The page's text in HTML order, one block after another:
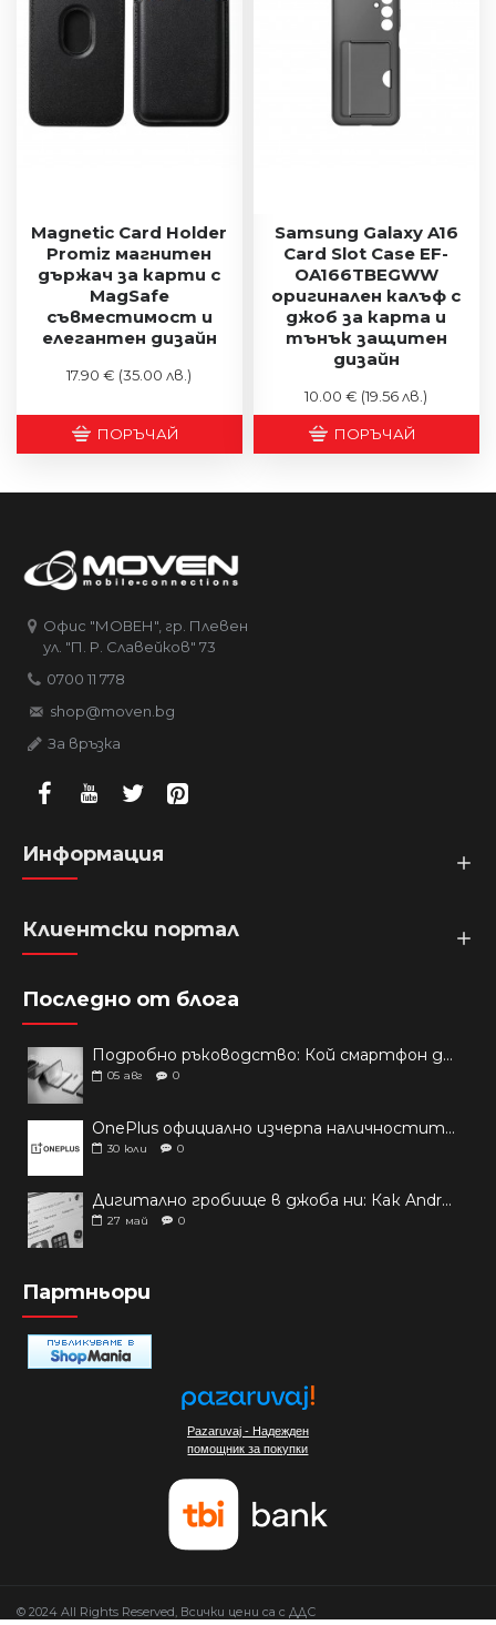
Magnetic Card Holder
Promiz магнитен
държач за карти с
MagSafe
съвместимост и
елегантен дизайн
17.90 € (35.00 лв.)
ПОРЪЧАЙ
Samsung Galaxy A16
Card Slot Case EF-
OA166TBEGWW
оригинален калъф с
джоб за карта и
тънък защитен
дизайн
10.00 € (19.56 лв.)
ПОРЪЧАЙ
Офис "МОВЕН", гр. Плевен
ул. "П. Р. Славейков" 73
0700 11 778
shop@moven.bg
За връзка
Информация
Клиентски портал
Последно от блога
Подробно ръководство: Кой смартфон да купиш през 2026 г.?
05 авг 0
OnePlus официално изчерпа наличностите си от телефони на основни пазари
30 юли 0
Дигитално гробище в джоба ни: Как Android ще ни спасява от „мъртвите“ приложения
27 май 0
Партньори
Pazaruvaj - Надежден
помощник за покупки
© 2024 All Rights Reserved, Всички цени са с ДДС